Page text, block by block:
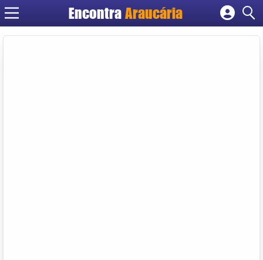
EncontraAraucária
Cadastrar empresa